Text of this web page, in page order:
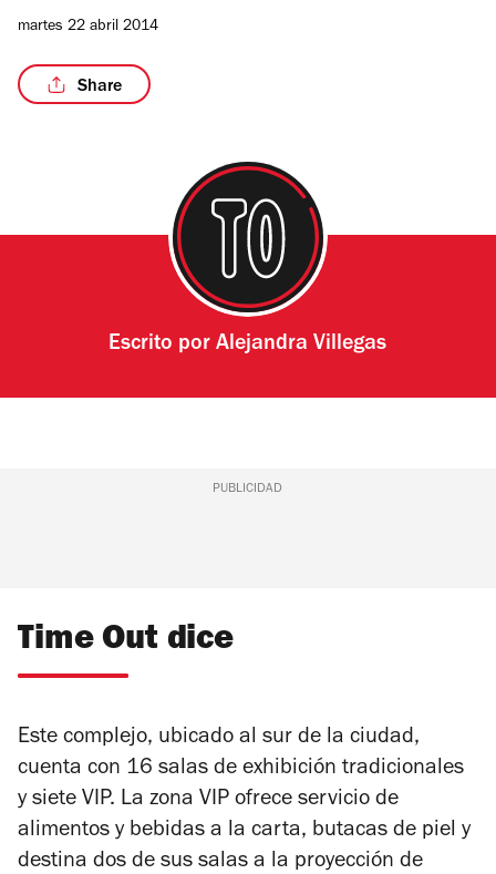
martes 22 abril 2014
Share
Escrito porAlejandra Villegas
PUBLICIDAD
Time Out dice
Este complejo, ubicado al sur de la ciudad,
cuenta con 16 salas de exhibición tradicionales
y siete VIP. La zona VIP ofrece servicio de
alimentos y bebidas a la carta, butacas de piel y
destina dos de sus salas a la proyección de